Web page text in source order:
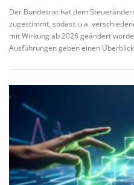
Der Bundesrat hat dem
zugestimmt, sodass u.a.
mit Wirkung ab 2026 geändert
Ausführungen geben einen